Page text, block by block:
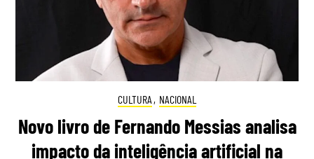
CULTURA , NACIONAL
Novo livro de Fernando Messias analisa
impacto da inteligência artificial na